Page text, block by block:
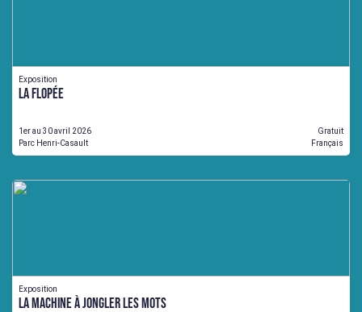
Exposition
La Flopée
1er au 30 avril 2026
Parc Henri-Casault
Gratuit
Français
Exposition
La Machine à jongler les mots